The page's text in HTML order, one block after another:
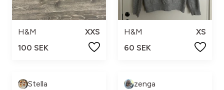
H&M
XXS
100 SEK
H&M
XS
60 SEK
Stella zenga